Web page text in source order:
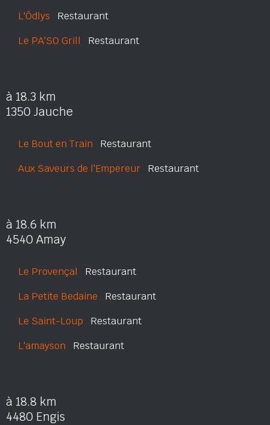
L'Ôdlys Restaurant
Le PA'SO Grill Restaurant
à 18.3 km
1350 Jauche
Le Bout en Train Restaurant
Aux Saveurs de l'Empereur Restaurant
à 18.6 km
4540 Amay
Le Provençal Restaurant
La Petite Bedaine Restaurant
Le Saint-Loup Restaurant
L'amayson Restaurant
à 18.8 km
4480 Engis